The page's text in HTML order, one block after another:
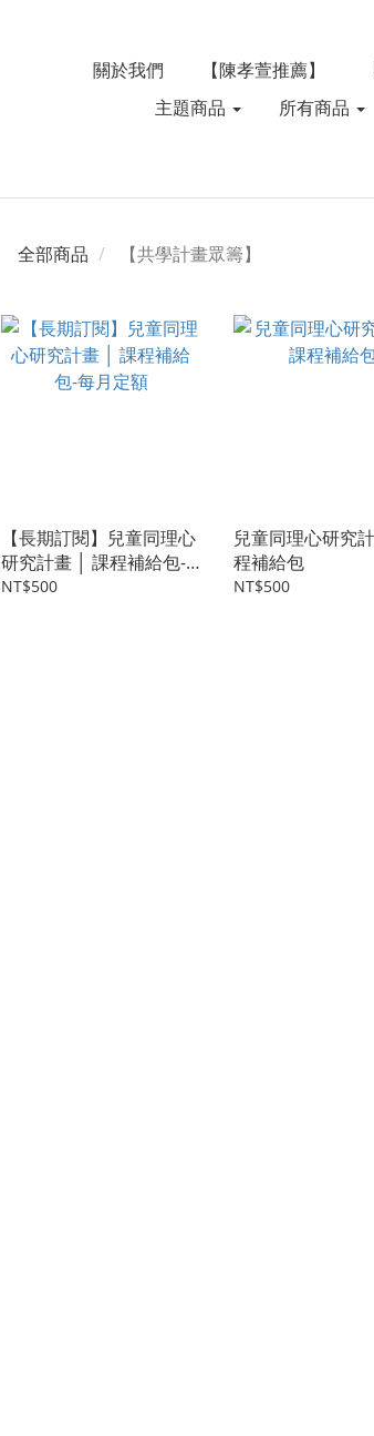
關於我們 【陳孝萱推薦】
主題商品
所有商品
全部商品 【共學計畫眾籌】
【長期訂閱】兒童同理心
研究計畫 │ 課程補給包-
每月定額
NT$500
兒童同理心研究計畫
程補給包
NT$500